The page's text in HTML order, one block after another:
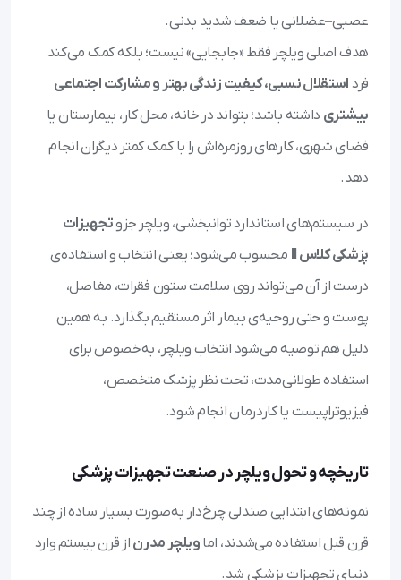
عصبی–عضلانی یا ضعف شدید بدنی.
هدف اصلی ویلچر فقط «جابجایی» نیست؛ بلکه کمک می‌کند
فرد استقلال نسبی، کیفیت زندگی بهتر و مشارکت اجتماعی
بیشتری داشته باشد؛ بتواند در خانه، محل کار، بیمارستان یا
فضای شهری، کارهای روزمره‌اش را با کمک کمتر دیگران انجام
دهد.
در سیستم‌های استاندارد توانبخشی، ویلچر جزوتجهیزات
پزشکی کلاس II
محسوب می‌شود؛ یعنی انتخاب و استفاده‌ی
درست از آن می‌تواند روی سلامت ستون فقرات، مفاصل،
پوست و حتی روحیه‌ی بیمار اثر مستقیم بگذارد. به همین
دلیل هم توصیه می‌شود انتخاب ویلچر، به‌خصوص برای
استفاده طولانی‌مدت، تحت نظر پزشک متخصص،
فیزیوتراپیست یا کاردرمان انجام شود.
تاریخچه و تحول ویلچر در صنعت تجهیزات پزشکی
نمونه‌های ابتدایی صندلی چرخ‌دار به‌صورت بسیار ساده از چند
قرن قبل استفاده می‌شدند، اما ویلچر مدرن از قرن بیستم وارد
دنیای تجهیزات پزشکی شد.